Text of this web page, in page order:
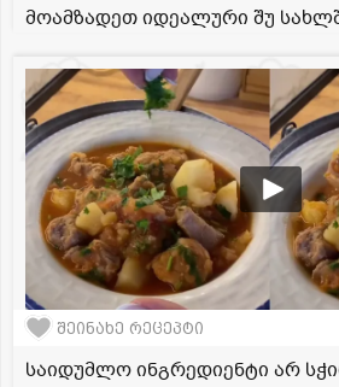
მოამზადეთ იდეალური შუ
შეინახე რეცეპტი
საიდუმლო ინგრედიენტი არ